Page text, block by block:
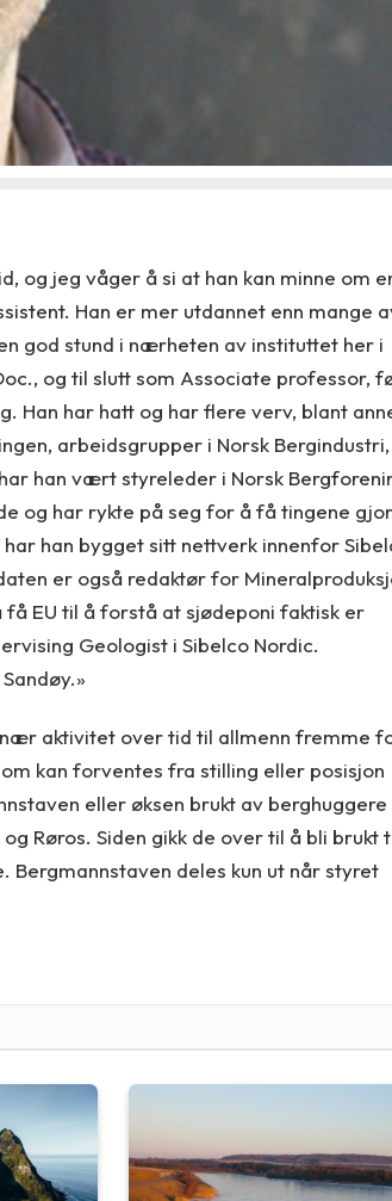
og jeg våger å si at han kan minne om
Han er mer utdannet enn mange
god stund i nærheten av instituttet her i
og til slutt som Associate professor,
Han har hatt og har flere verv, blant
arbeidsgrupper i Norsk Bergindustri,
han vært styreleder i Norsk
og har rykte på seg for å få tingene
han bygget sitt nettverk innenfor
er også redaktør for
EU til å forstå at sjødeponi faktisk er
Geologist i Sibelco Nordic.
aktivitet over tid til allmenn fremme
kan forventes fra stilling eller posisjon
eller øksen brukt av berghuggere
Røros. Siden gikk de over til å bli brukt
Bergmannstaven deles kun ut når styret